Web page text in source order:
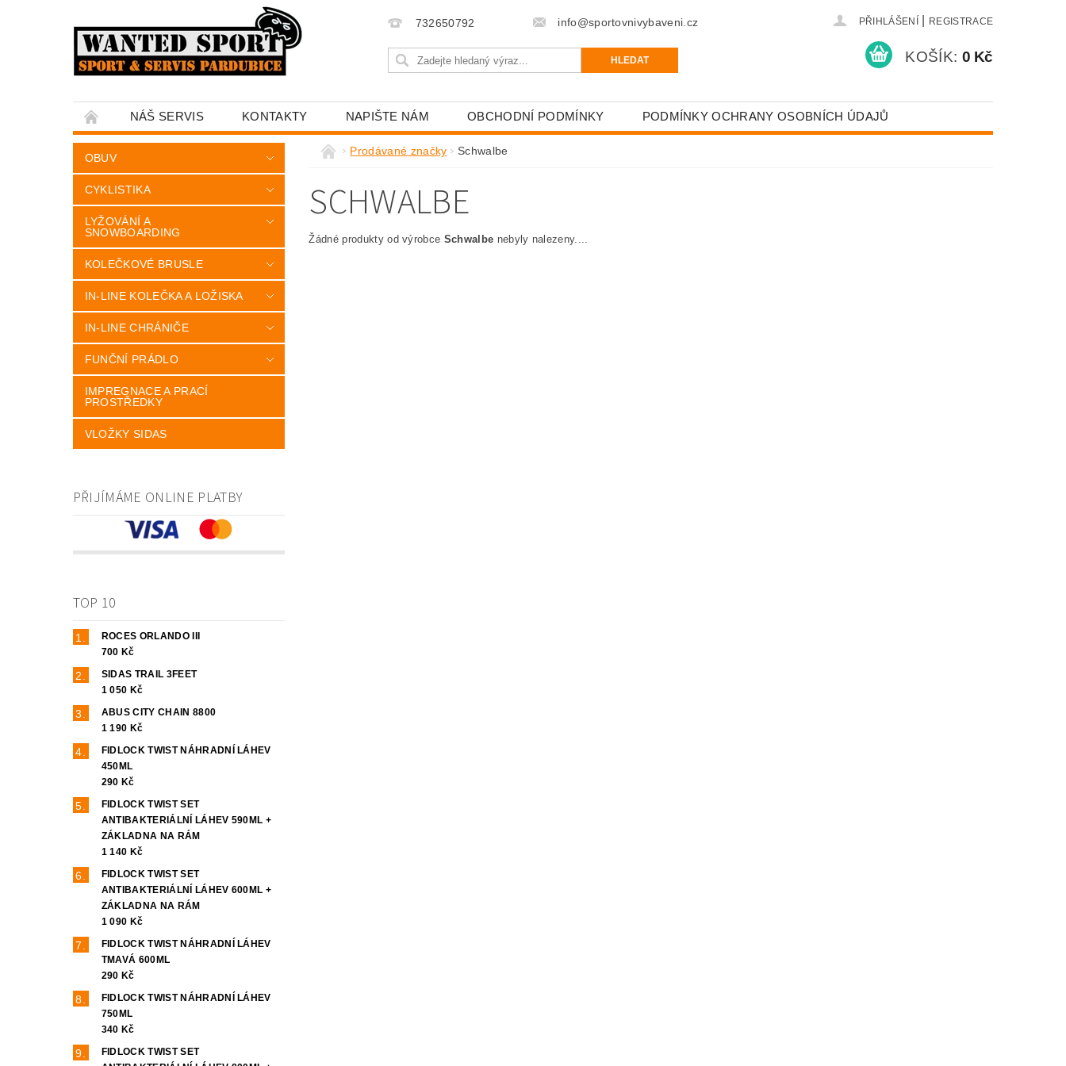
732650792 info@sportovnivybaveni.cz PŘIHLÁŠENÍ REGISTRACE
KOŠÍK: 0 Kč
NÁŠ SERVIS KONTAKTY NAPIŠTE NÁM OBCHODNÍ PODMÍNKY PODMÍNKY OCHRANY OSOBNÍCH ÚDAJŮ
OBUV
CYKLISTIKA
LYŽOVÁNÍ A
SNOWBOARDING
KOLEČKOVÉ BRUSLE
IN-LINE KOLEČKA A LOŽISKA
IN-LINE CHRÁNIČE
FUNČNÍ PRÁDLO
IMPREGNACE A PRACÍ
PROSTŘEDKY
VLOŽKY SIDAS
PŘIJÍMÁME ONLINE PLATBY
TOP 10
ROCES ORLANDO III
700 Kč
SIDAS TRAIL 3FEET
1 050 Kč
ABUS CITY CHAIN 8800
1 190 Kč
FIDLOCK TWIST NÁHRADNÍ LÁHEV
450ML
290 Kč
FIDLOCK TWIST SET
ANTIBAKTERIÁLNÍ LÁHEV 590ML +
ZÁKLADNA NA RÁM
1 140 Kč
FIDLOCK TWIST SET
ANTIBAKTERIÁLNÍ LÁHEV 600ML +
ZÁKLADNA NA RÁM
1 090 Kč
FIDLOCK TWIST NÁHRADNÍ LÁHEV
TMAVÁ 600ML
290 Kč
FIDLOCK TWIST NÁHRADNÍ LÁHEV
750ML
340 Kč
FIDLOCK TWIST SET
Prodávané značky Schwalbe
SCHWALBE
Žádné produkty od výrobce Schwalbe nebyly nalezeny....